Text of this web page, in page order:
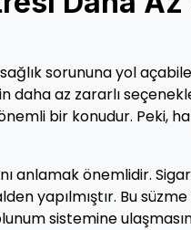
sorununa yol
az zararlı
bir konudur. Peki,
anlamak önemlidir.
yapılmıştır. Bu
sistemine